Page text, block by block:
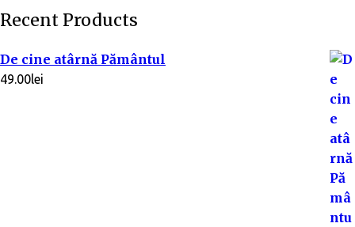
Recent Products
De cine atârnă Pământul
49.00lei